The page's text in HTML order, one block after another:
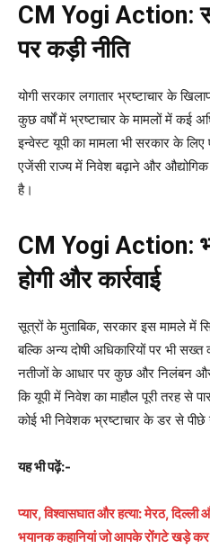
CM Yogi Action:
पर कड़ी नीति
योगी सरकार लगातार भ्रष्टाचार के
कुछ वर्षों में भ्रष्टाचार के मामलों में कई
इन्वेस्ट यूपी का मामला भी सरकार के लिए
एजेंसी राज्य में निवेश बढ़ाने और
है।
CM Yogi Action:
होगी और कार्रवाई
सूत्रों के मुताबिक, सरकार इस मामले में
बल्कि अन्य दोषी अधिकारियों पर भी
नतीजों के आधार पर कुछ और निलंबन और
कि यूपी में निवेश का माहौल पूरी तरह से
कोई भी निवेशक भ्रष्टाचार के डर से
यह भी पढ़ें:-
प्यार, विश्वासघात और हत्या: मेरठ,
भयानक कहानियां जो आपके रोंगटे खड़े कर